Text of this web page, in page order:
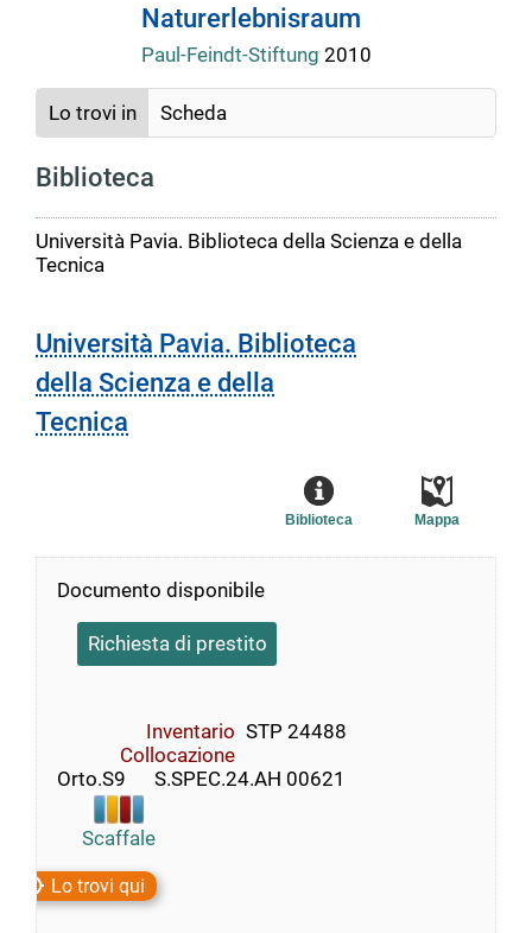
documento
Naturerlebnisraum
Paul-Feindt-Stiftung 2010
Lo trovi in Scheda
Biblioteca
Università Pavia. Biblioteca della Scienza e della
Tecnica
Università Pavia. Biblioteca
della Scienza e della
Tecnica
Mappa
Biblioteca
Documento disponibile
Richiesta di prestito
Inventario STP 24488
Collocazione
Orto.S9      S.SPEC.24.AH 00621
Scaffale
Lo trovi qui